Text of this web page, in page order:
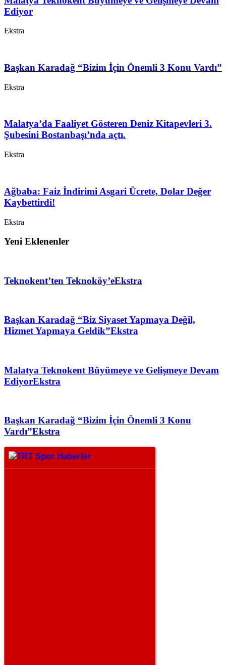
Ediyor
Ekstra
Başkan Karadağ “Bizim İçin Önemli 3 Konu Vardı”
Ekstra
Malatya’da Faaliyet Gösteren Deniz Kitapevleri 3.
Şubesini Bostanbaşı’nda açtı.
Ekstra
Ağbaba: Faiz İndirimi Asgari Ücrete, Dolar Değer
Kaybettirdi!
Ekstra
Yeni Eklenenler
Teknokent’ten Teknoköy’eEkstra
Başkan Karadağ “Biz Siyaset Yapmaya Değil,
Hizmet Yapmaya Geldik”Ekstra
Malatya Teknokent Büyümeye ve Gelişmeye Devam
EdiyorEkstra
Başkan Karadağ “Bizim İçin Önemli 3 Konu
Vardı”Ekstra